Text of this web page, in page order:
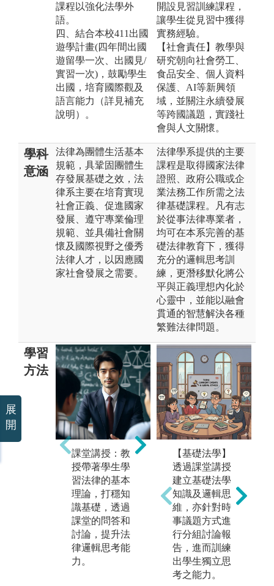
課程以強化法學外
語。
四、結合本校411出國
遊學計畫(四年間出國
遊留學一次、出國見/
實習一次)，鼓勵學生
出國，培育國際觀及
語言能力（詳見補充
說明）。
開設見習訓練課程，
讓學生從見習中獲得
實務經驗。
【社會責任】教學與
研究朝向社會勞工、
食品安全、個人資料
保護、AI等新興領
域，並關注永續發展
等跨國議題，實踐社
會與人文關懷。
學科
意涵
法律為團體生活基本
規範，具鞏固團體生
存發展基礎之效，法
律系主要在培育實現
社會正義、促進國家
發展、遵守專業倫理
規範、並具備社會關
懷及國際視野之優秀
法律人才，以因應國
家社會發展之需要。
法律學系提供的主要
課程是取得國家法律
證照、政府公職或企
業法務工作所需之法
律基礎課程。凡有志
於從事法律專業者，
均可在本系完善的基
礎法律教育下，獲得
充分的邏輯思考訓
練，更潛移默化將公
平與正義理想內化於
心靈中，並能以融會
貫通的智慧解決各種
繁難法律問題。
學習
方法
課堂講授：教
授帶著學生學
習法律的基本
理論，打穩知
識基礎，透過
課堂的問答和
討論，提升法
律邏輯思考能
力。
實務案例研
習：透過分析
真實的法律案
例，學習如何
把書本中的理
論知識應用於
現實法律爭議
案件中，藉此
學習從多角度
思考問題，培
【基礎法學】
透過課堂講授
建立基礎法學
知識及邏輯思
維，亦針對時
事議題方式進
行分組討論報
告，進而訓練
出學生獨立思
考之能力。
展
開